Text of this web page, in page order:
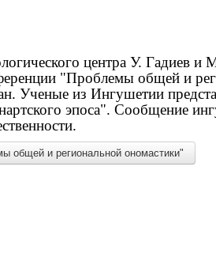
центра У. Гадиев
"Проблемы общей и
Ученые из Ингушетии
эпоса". Сообщение
общей и региональной ономастики"